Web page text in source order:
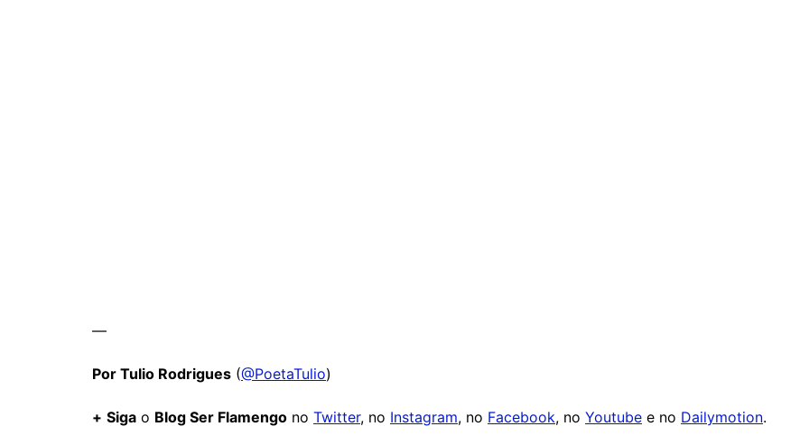
—
Por Tulio Rodrigues (@PoetaTulio)
+ Siga o Blog Ser Flamengo no Twitter, no Instagram, no Facebook, no Youtube e no Dailymotion.